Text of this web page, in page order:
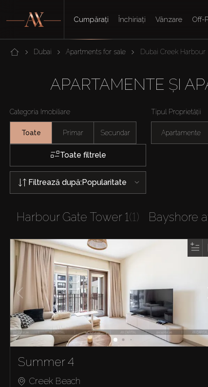
Cumpărați Închiriați Vânzare Off-
Dubai Apartments for sale Dubai Creek Harbour
APARTAMENTE ȘI
Categoria Imobiliare
Toate Primar Secundar
Tipul Proprietății
Apartamente
Toate filtrele
Filtrează după:Popularitate
Harbour Gate Tower 1(1) Bayshore
Summer 4
Creek Beach